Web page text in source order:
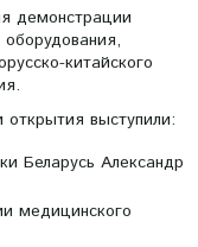
демонстрации
китайского
выступили:
Беларусь Александр
медицинского